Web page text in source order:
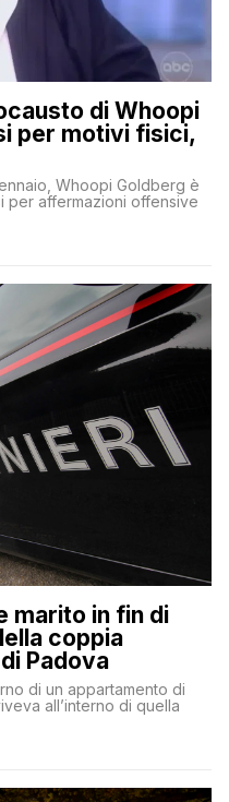
di Whoopi
per motivi fisici,
Whoopi Goldberg è
per affermazioni offensive
marito in fin di
coppia
Padova
di un appartamento di
all’interno di quella